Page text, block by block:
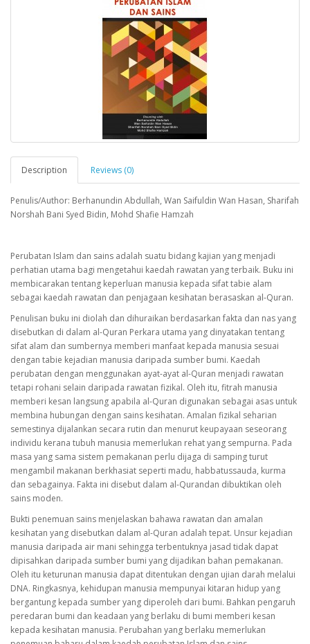
Description Reviews (0)
Penulis/Author: Berhanundin Abdullah, Wan Saifuldin Wan Hasan, Sharifah
Norshah Bani Syed Bidin, Mohd Shafie Hamzah
Perubatan Islam dan sains adalah suatu bidang kajian yang menjadi
perhatian utama bagi mengetahui kaedah rawatan yang terbaik. Buku ini
membicarakan tentang keperluan manusia kepada sifat tabie alam
sebagai kaedah rawatan dan penjagaan kesihatan berasaskan al-Quran.
Penulisan buku ini diolah dan dihuraikan berdasarkan fakta dan nas yang
disebutkan di dalam al-Quran Perkara utama yang dinyatakan tentang
sifat alam dan sumbernya memberi manfaat kepada manusia sesuai
dengan tabie kejadian manusia daripada sumber bumi. Kaedah
perubatan dengan menggunakan ayat-ayat al-Quran menjadi rawatan
tetapi rohani selain daripada rawatan fizikal. Oleh itu, fitrah manusia
memberi kesan langsung apabila al-Quran digunakan sebagai asas untuk
membina hubungan dengan sains kesihatan. Amalan fizikal seharian
semestinya dijalankan secara rutin dan menurut keupayaan seseorang
individu kerana tubuh manusia memerlukan rehat yang sempurna. Pada
masa yang sama sistem pemakanan perlu dijaga di samping turut
mengambil makanan berkhasiat seperti madu, habbatussauda, kurma
dan sebagainya. Fakta ini disebut dalam al-Qurandan dibuktikan oleh
sains moden.
Bukti penemuan sains menjelaskan bahawa rawatan dan amalan
kesihatan yang disebutkan dalam al-Quran adalah tepat. Unsur kejadian
manusia daripada air mani sehingga terbentuknya jasad tidak dapat
dipisahkan daripada sumber bumi yang dijadikan bahan pemakanan.
Oleh itu keturunan manusia dapat ditentukan dengan ujian darah melalui
DNA. Ringkasnya, kehidupan manusia mempunyai kitaran hidup yang
bergantung kepada sumber yang diperoleh dari bumi. Bahkan pengaruh
peredaran bumi dan keadaan yang berlaku di bumi memberi kesan
kepada kesihatan manusia. Perubahan yang berlaku memerlukan